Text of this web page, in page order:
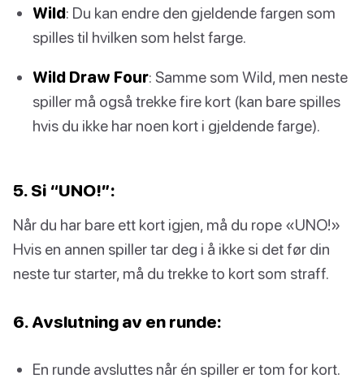
Wild: Du kan endre den gjeldende fargen som
spilles til hvilken som helst farge.
Wild Draw Four: Samme som Wild, men neste
spiller må også trekke fire kort (kan bare spilles
hvis du ikke har noen kort i gjeldende farge).
5. Si “UNO!”:
Når du har bare ett kort igjen, må du rope «UNO!»
Hvis en annen spiller tar deg i å ikke si det før din
neste tur starter, må du trekke to kort som straff.
6. Avslutning av en runde:
En runde avsluttes når én spiller er tom for kort.